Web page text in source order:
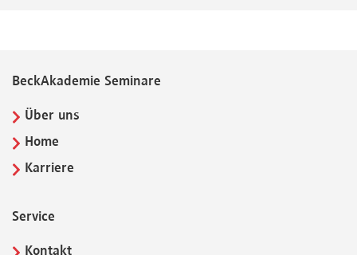
BeckAkademie Seminare
Über uns
Home
Karriere
Service
Kontakt